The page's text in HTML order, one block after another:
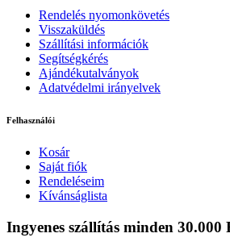
Rendelés nyomonkövetés
Visszaküldés
Szállítási információk
Segítségkérés
Ajándékutalványok
Adatvédelmi irányelvek
Felhasználói
Kosár
Saját fiók
Rendeléseim
Kívánságlista
Ingyenes szállítás minden 30.000